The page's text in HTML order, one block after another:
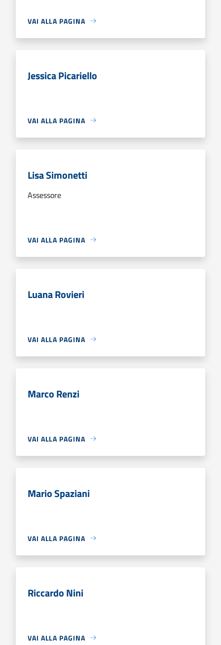
VAI ALLA PAGINA
Jessica Picariello
VAI ALLA PAGINA
Lisa Simonetti
Assessore
VAI ALLA PAGINA
Luana Rovieri
VAI ALLA PAGINA
Marco Renzi
VAI ALLA PAGINA
Mario Spaziani
VAI ALLA PAGINA
Riccardo Nini
VAI ALLA PAGINA